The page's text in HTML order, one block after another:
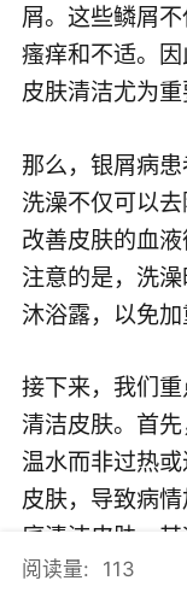
屑。这些鳞屑
瘙痒和不适。
皮肤清洁尤为重
那么，银屑病患
洗澡不仅可以
改善皮肤的血
注意的是，洗
沐浴露，以免加
接下来，我们
清洁皮肤。首
温水而非过热
皮肤，导致病
底清洁皮肤。
轻按摩患处，
阅读量: 113